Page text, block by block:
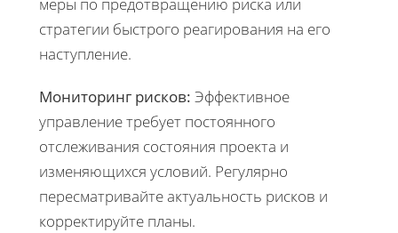
стратегии быстрого реагирования на его
наступление.
Мониторинг рисков: Эффективное
управление требует постоянного
отслеживания состояния проекта и
изменяющихся условий. Регулярно
пересматривайте актуальность рисков и
корректируйте планы.